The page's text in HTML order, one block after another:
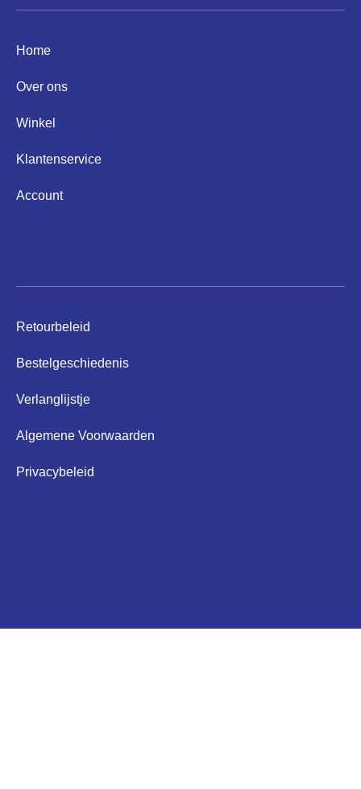
Home
Over ons
Winkel
Klantenservice
Account
Retourbeleid
Bestelgeschiedenis
Verlanglijstje
Algemene Voorwaarden
Privacybeleid